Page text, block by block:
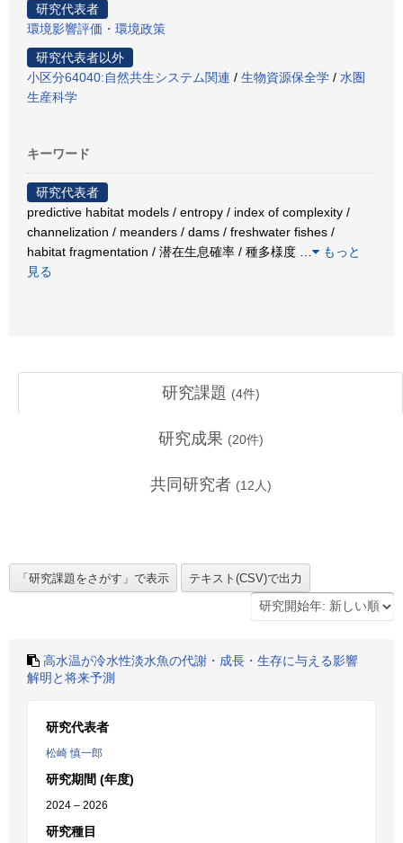
研究代表者
環境影響評価・環境政策
研究代表者以外
小区分64040:自然共生システム関連 / 生物資源保全学 / 水圏
生産科学
キーワード
研究代表者
predictive habitat models / entropy / index of complexity /
channelization / meanders / dams / freshwater fishes /
habitat fragmentation / 潜在生息確率 / 種多様度
もっと
見る
研究課題 (4件)
研究成果 (20件)
共同研究者 (12 人)
高水温が冷水性淡水魚の代謝・成長・生存に与える影響
解明と将来予測
研究代表者
松崎 慎一郎
研究期間 (年度)
2024 – 2026
研究種目